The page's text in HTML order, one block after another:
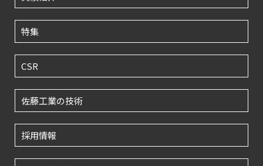
特集
CSR
佐藤工業の技術
採用情報